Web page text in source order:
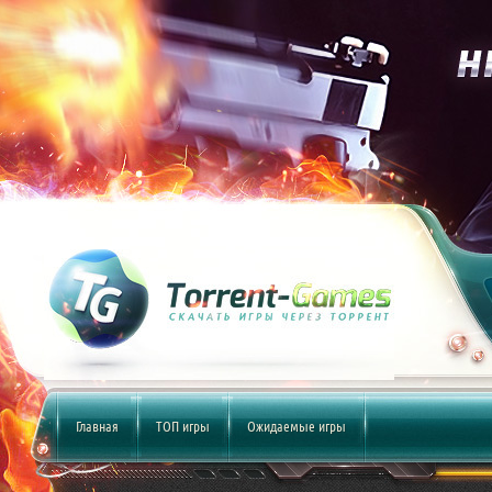
Главная ТОП игры Ожидаемые игры